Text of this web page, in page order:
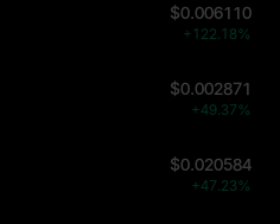
$0.006110
+122.18%
$0.002871
+49.37%
$0.020584
+47.23%